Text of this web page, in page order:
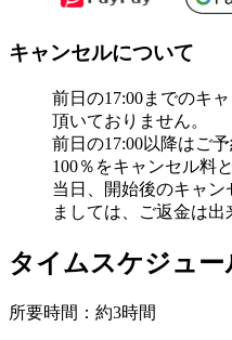
キャンセルについて
前日の17:00までのキ
頂いておりません。
前日の17:00以降はご
100％をキャンセル料
当日、開始後のキャ
ましては、ご返金は出
タイムスケジュー
所要時間：約3時間